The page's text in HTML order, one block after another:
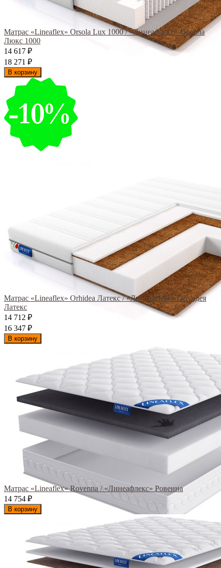
Матрас «Lineaflex» Orsola Lux 1000 / «Линеафлекс» Орсола
Люкс 1000
14 617 ₽
18 271 ₽
В корзину
Матрас «Lineaflex» Orhidea Латекс / «Линеафлекс» Орхидея
Латекс
14 712 ₽
16 347 ₽
В корзину
Матрас «Lineaflex» Rovenna / «Линеафлекс» Ровенна
14 754 ₽
В корзину